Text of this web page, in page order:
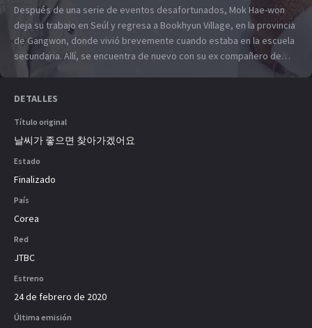
Después de una serie de eventos desafortunados, Mok Hae-won
deja su trabajo en Seúl y regresa a Bookhyun Village, en la provincia
de Gangwon, donde vivió brevemente cuando estaba en la escuela
secundaria. Allí, se encuentra de nuevo con su ex compañero de
clase y vecino, Im Eun-seob. Él también regresó a Bookhyun
librería.
DETALLES
Título original
날씨가 좋으면 찾아가겠어요
Estado
Finalizado
País
Corea
Red
JTBC
Estreno
24 de febrero de 2020
Última emisión